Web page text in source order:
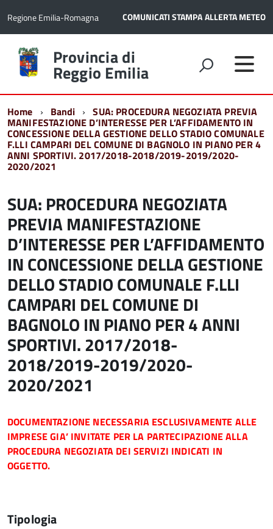
Regione Emilia-Romagna COMUNICATI STAMPAALLERTA METEO
Torna
alla
home
Provincia di
Reggio Emilia
Home Bandi SUA: PROCEDURA NEGOZIATA PREVIA
MANIFESTAZIONE D’INTERESSE PER L’AFFIDAMENTO IN
CONCESSIONE DELLA GESTIONE DELLO STADIO COMUNALE
F.LLI CAMPARI DEL COMUNE DI BAGNOLO IN PIANO PER 4
ANNI SPORTIVI. 2017/2018-2018/2019-2019/2020-
2020/2021
SUA: PROCEDURA NEGOZIATA
PREVIA MANIFESTAZIONE
D’INTERESSE PER L’AFFIDAMENTO
IN CONCESSIONE DELLA GESTIONE
DELLO STADIO COMUNALE F.LLI
CAMPARI DEL COMUNE DI
BAGNOLO IN PIANO PER 4 ANNI
SPORTIVI. 2017/2018-
2018/2019-2019/2020-
2020/2021
DOCUMENTAZIONE NECESSARIA ESCLUSIVAMENTE ALLE
IMPRESE GIA’ INVITATE PER LA PARTECIPAZIONE ALLA
PROCEDURA NEGOZIATA DEI SERVIZI INDICATI IN
OGGETTO.
Tipologia